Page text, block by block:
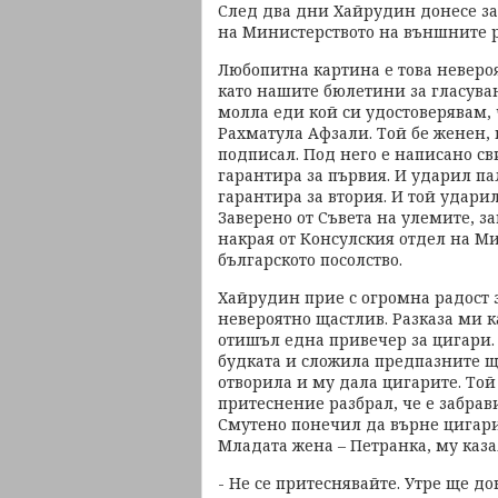
След два дни Хайрудин донесе
на Министерството на външните
Любопитна картина е това
като нашите бюлетини за
молла еди кой си
Рахматула Афзали. Той бе женен,
подписал. Под него е написано
гарантира за първия. И ударил
гарантира за втория. И той
Заверено от Съвета на улемите,
накрая от Консулския отдел на
българското посолство.
Хайрудин прие с огромна
невероятно щастлив. Разказа ми
отишъл една привечер за
будката и сложила предпазните
отворила и му дала цигарите.
притеснение разбрал, че е
Смутено понечил да върне
Младата жена – Петранка, му
- Не се притеснявайте. Утре ще